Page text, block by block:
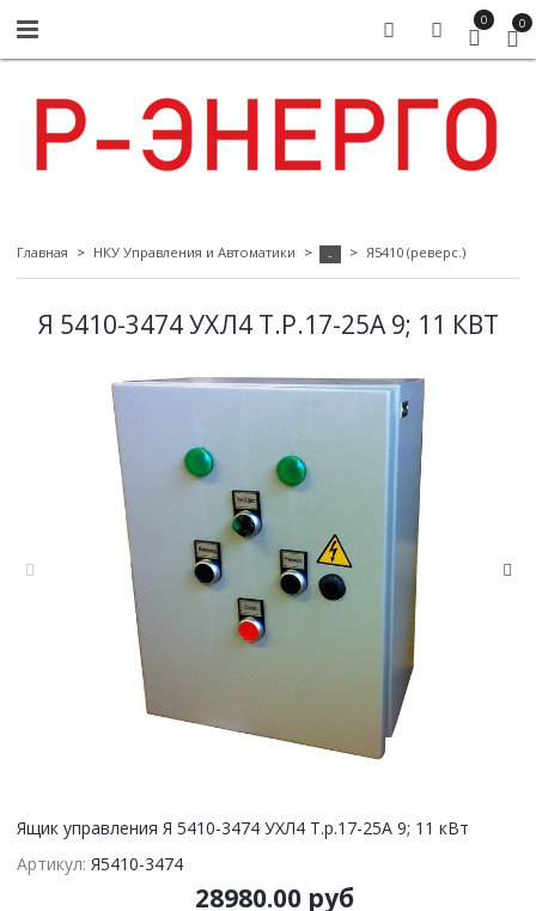
0 0
Главная НКУ Управления и Автоматики - Я5410 (реверс.)
Я 5410-3474 УХЛ4 Т.Р.17-25А 9; 11 КВТ
Ящик управления Я 5410-3474 УХЛ4 Т.р.17-25А 9; 11 кВт
Артикул: Я5410-3474
28980.00 руб